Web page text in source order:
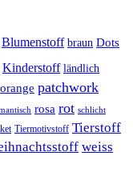
Blumenstoff braun Dots
Kinderstoff ländlich
orange patchwork
rosa rot schlicht
Tiermotivstoff Tierstoff
weiss